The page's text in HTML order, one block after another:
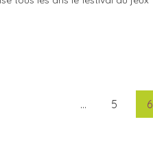
… 5 6